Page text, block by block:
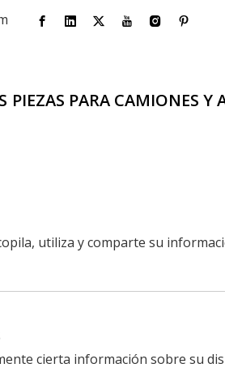
PIEZAS PARA CAMIONES Y
utiliza y comparte su
cierta información sobre su